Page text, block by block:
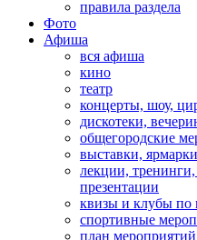
правила раздела
Фото
Афиша
вся афиша
кино
театр
концерты, шоу,
дискотеки,
общегородские
выставки, ярмарки
лекции,
презентации
квизы и клубы по
спортивные
план